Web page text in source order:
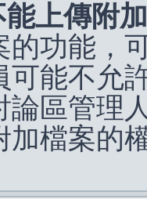
上傳附
的功能，
可能不允
論區管理
加檔案的